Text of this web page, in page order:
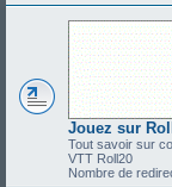
Jouez sur
Tout savoir sur
VTT Roll20
Nombre de